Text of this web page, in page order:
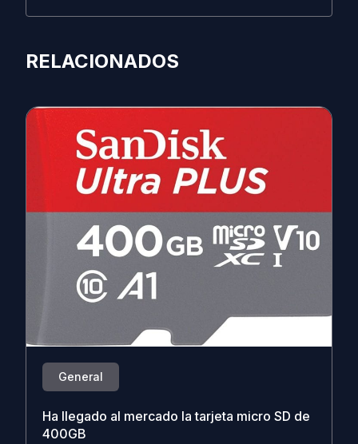
RELACIONADOS
General
Ha llegado al mercado la tarjeta micro SD de
400GB